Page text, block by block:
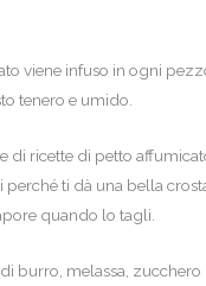
viene infuso in ogni
tenero e umido.
di ricette di petto
ti dà una bella
quando lo tagli.
burro, melassa, zucchero